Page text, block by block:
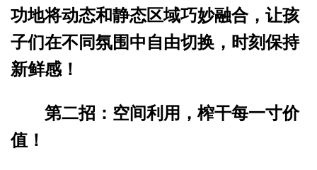
功地将动态和静态区域巧妙融合，让孩
子们在不同氛围中自由切换，时刻保持
新鲜感！
第二招：空间利用，榨干每一寸价
值！